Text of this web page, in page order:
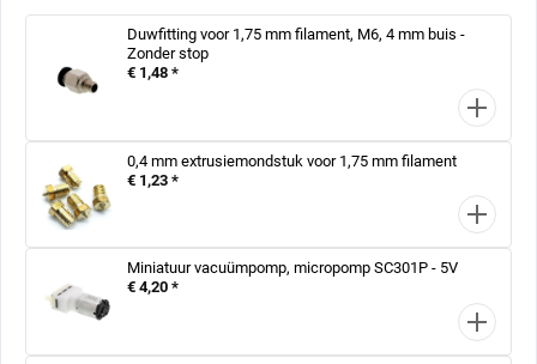
Duwfitting voor 1,75 mm filament, M6, 4 mm buis -
Zonder stop
€ 1,48 *
0,4 mm extrusiemondstuk voor 1,75 mm filament
€ 1,23 *
Miniatuur vacuümpomp, micropomp SC301P - 5V
€ 4,20 *